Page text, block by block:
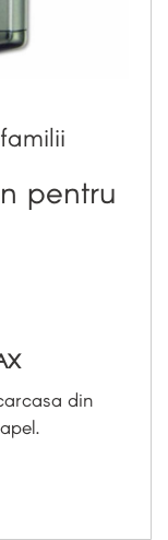
pentru
din